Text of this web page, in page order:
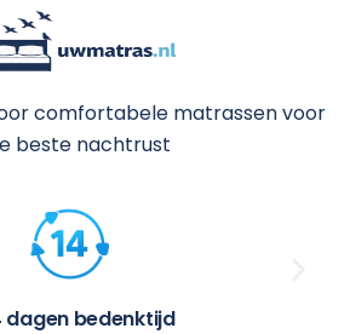
comfortabele matrassen voor
beste nachtrust
dagen bedenktijd